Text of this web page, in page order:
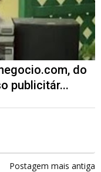
do
publicitár...
Postagem mais antiga